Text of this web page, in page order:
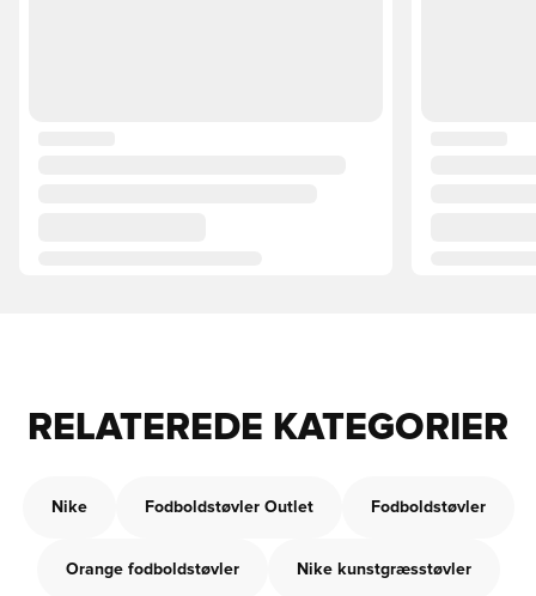
RELATEREDE KATEGORIER
Nike Fodboldstøvler Outlet Fodboldstøvler
Orange fodboldstøvler Nike kunstgræsstøvler